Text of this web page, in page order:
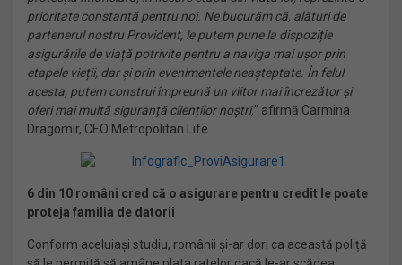
prioritate constantă pentru noi. Ne bucurăm că, alături de
partenerul nostru Provident, le putem pune la dispoziție
asigurările de viață potrivite pentru a naviga mai ușor prin
etapele vieții, dar și prin evenimentele neașteptate. În felul
acesta, putem construi împreună un viitor mai încrezător și
oferi mai multă siguranță clienților noștri,” afirmă Carmina
Dragomir, CEO Metropolitan Life.
6 din 10 români cred că o asigurare pentru credit le poate
proteja familia de datorii
Conform aceluiași studiu, românii și-ar dori ca această poliță